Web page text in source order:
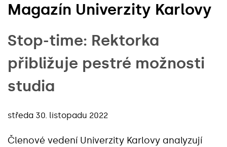
Magazín Univerzity Karlovy
Stop-time: Rektorka
přibližuje pestré možnosti
studia
středa 30. listopadu 2022
Členové vedení Univerzity Karlovy analyzují